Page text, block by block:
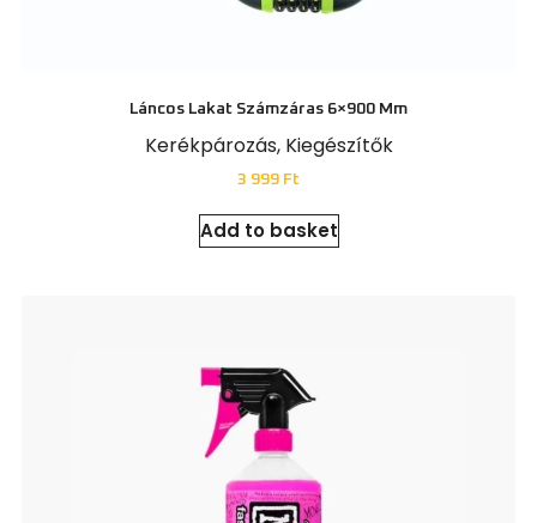
Láncos Lakat Számzáras 6×900 Mm
Kerékpározás, Kiegészítők
3 999 Ft
Add to basket